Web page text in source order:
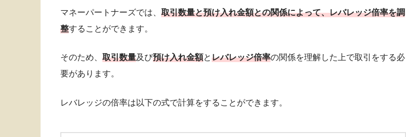
マネーパートナーズでは、 取引数量と預け入れ金額との関係によって、レバレッジ倍率を調
整することができます。
そのため、 取引数量及び預け入れ金額とレバレッジ倍率の関係を理解した上で取引をする必
要があります。
レバレッジの倍率は以下の式で計算をすることができます。